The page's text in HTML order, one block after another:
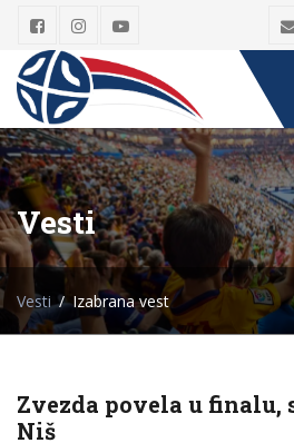
Vesti
Vesti Izabrana vest
Zvezda povela u finalu,
Niš